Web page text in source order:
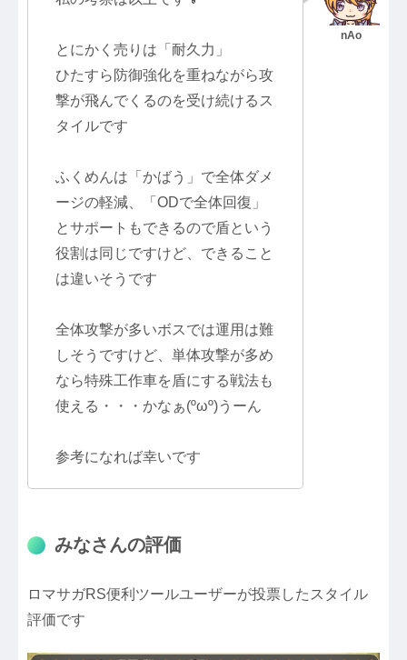
とにかく売りは「耐久力」
ひたすら防御強化を重ねながら攻
撃が飛んでくるのを受け続けるス
タイルです
ふくめんは「かばう」で全体ダメ
ージの軽減、「ODで全体回復」
とサポートもできるので盾という
役割は同じですけど、できること
は違いそうです
全体攻撃が多いボスでは運用は難
しそうですけど、単体攻撃が多め
なら特殊工作車を盾にする戦法も
使える・・・かなぁ(ºωº)うーん
参考になれば幸いです
みなさんの評価
ロマサガRS便利ツールユーザーが投票したスタイル
評価です